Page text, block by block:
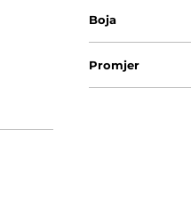
Boja
Promjer